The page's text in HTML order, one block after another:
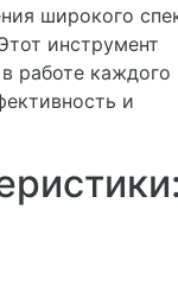
широкого
инструмент
работе каждого
и